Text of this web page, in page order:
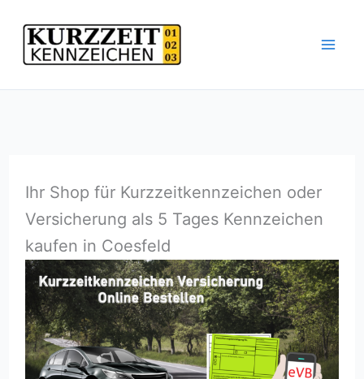
Inhalt
springen
Ihr Shop für Kurzzeitkennzeichen oder
Versicherung als 5 Tages Kennzeichen
kaufen in Coesfeld